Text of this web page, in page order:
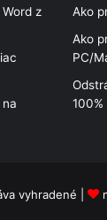
z
Ako
Ako
PC/
vyhradené |